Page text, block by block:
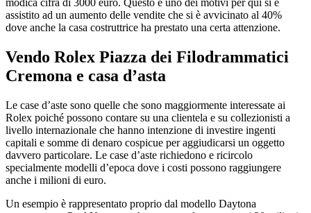
modica cifra di 3000 euro. Questo è uno dei motivi per qui si è
assistito ad un aumento delle vendite che si è avvicinato al 40%
dove anche la casa costruttrice ha prestato una certa attenzione.
Vendo Rolex Piazza dei Filodrammatici
Cremona e casa d’asta
Le case d’aste sono quelle che sono maggiormente interessate ai
Rolex poiché possono contare su una clientela e su collezionisti a
livello internazionale che hanno intenzione di investire ingenti
capitali e somme di denaro cospicue per aggiudicarsi un oggetto
davvero particolare. Le case d’aste richiedono e ricircolo
specialmente modelli d’epoca dove i costi possono raggiungere
anche i milioni di euro.
Un esempio è rappresentato proprio dal modello Daytona